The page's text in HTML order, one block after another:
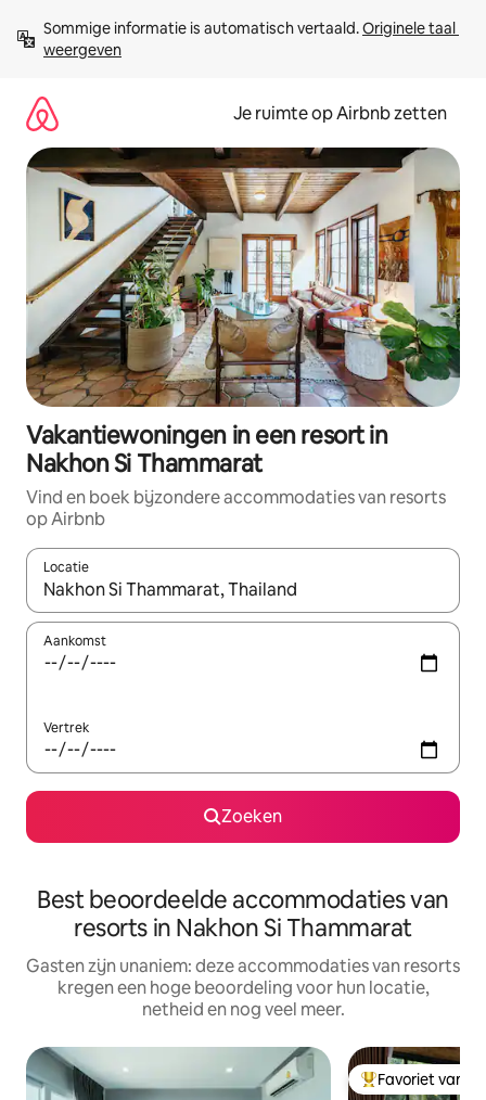
direct
naar
Sommige informatie is automatisch vertaald. Originele taal
weergeven
Je ruimte op Airbnb zetten
Vakantiewoningen in een resort in
Nakhon Si Thammarat
Vind en boek bijzondere accommodaties van resorts
op Airbnb
Locatie
Wanneer er suggesties beschikbaar zijn, maak je een keuze
Aankomst
Vertrek
Zoeken
Best beoordeelde accommodaties van
resorts in Nakhon Si Thammarat
Gasten zijn unaniem: deze accommodaties van resorts
kregen een hoge beoordeling voor hun locatie,
netheid en nog veel meer.
Topfavoriet van
Favoriet van